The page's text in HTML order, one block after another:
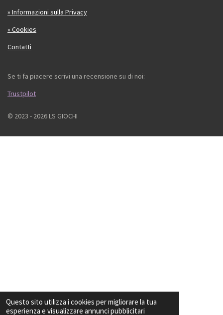
Questo sito utilizza i cookies per migliorare la tua
esperienza e visualizzare annunci pubblicitari
» Informazioni sulla Privacy
» Cookies
Contatti
Se ti fa piacere scrivi una recensione su di noi:
Trustpilot
© 2023 - 2026 LS GIOCHI